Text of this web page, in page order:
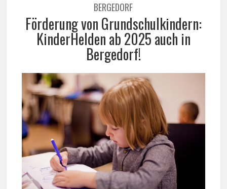
BERGEDORF
Förderung von Grundschulkindern:
KinderHelden ab 2025 auch in
Bergedorf!